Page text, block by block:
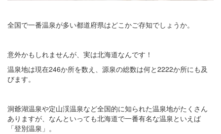
全国で一番温泉が多い都道府県はどこかご存知でしょうか。
意外かもしれませんが、実は北海道なんです！
温泉地は現在246か所を数え、源泉の総数は何と2222か所にも及
びます。
洞爺湖温泉や定山渓温泉など全国的に知られた温泉地がたくさん
ありますが、なんといっても北海道で一番有名な温泉といえば
「登別温泉」。